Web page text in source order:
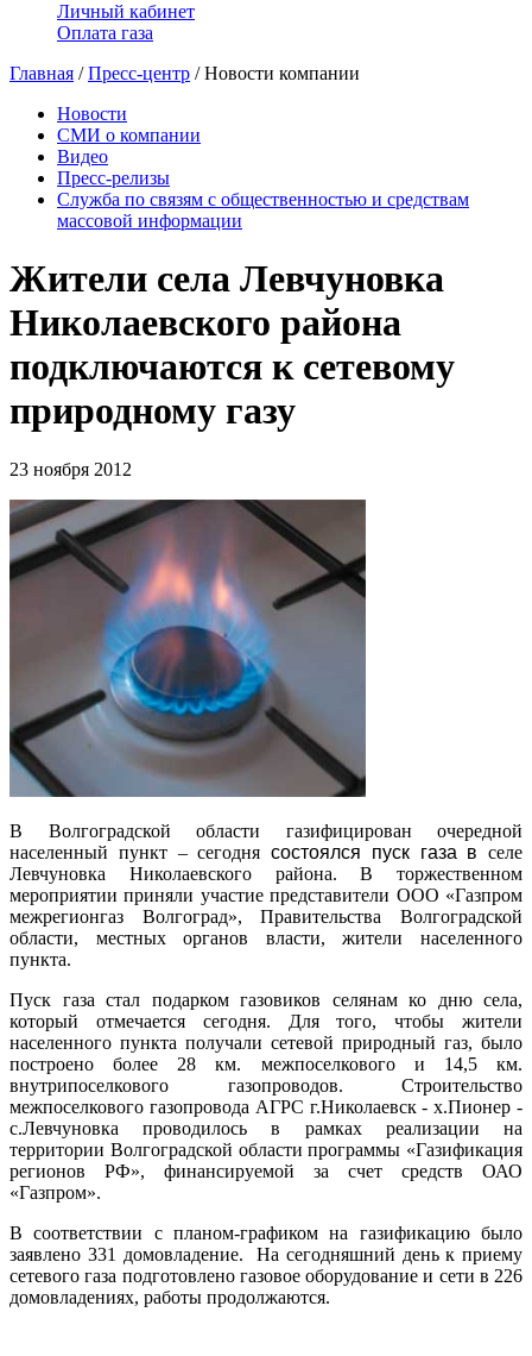
Личный кабинет
Оплата газа
Главная /Пресс-центр / Новости компании
Новости
СМИ о компании
Видео
Пресс-релизы
Служба по связям с общественностью и средствам
массовой информации
Жители села Левчуновка
Николаевского района
подключаются к сетевому
природному газу
23 ноября 2012
В Волгоградской области газифицирован очередной
населенный пункт – сегодня состоялся пуск газа в селе
Левчуновка Николаевского района. В торжественном
мероприятии приняли участие представители ООО «Газпром
межрегионгаз Волгоград», Правительства Волгоградской
области, местных органов власти, жители населенного
пункта.
Пуск газа стал подарком газовиков селянам ко дню села,
который отмечается сегодня. Для того, чтобы жители
населенного пункта получали сетевой природный газ, было
построено более 28 км. межпоселкового и 14,5 км.
внутрипоселкового газопроводов. Строительство
межпоселкового газопровода АГРС г.Николаевск - х.Пионер -
с.Левчуновка проводилось в рамках реализации на
территории Волгоградской области программы «Газификация
регионов РФ», финансируемой за счет средств ОАО
«Газпром».
В соответствии с планом-графиком на газификацию было
заявлено 331 домовладение. На сегодняшний день к приему
сетевого газа подготовлено газовое оборудование и сети в 226
домовладениях, работы продолжаются.